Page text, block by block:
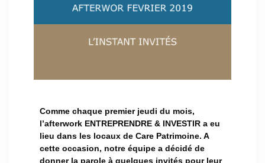
Comme chaque premier jeudi du mois,
l’afterwork ENTREPRENDRE & INVESTIR a eu
lieu dans les locaux de Care Patrimoine. A
cette occasion, notre équipe a décidé de
donner la parole à quelques invités pour leur